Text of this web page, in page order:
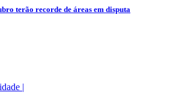
terão recorde de áreas em disputa